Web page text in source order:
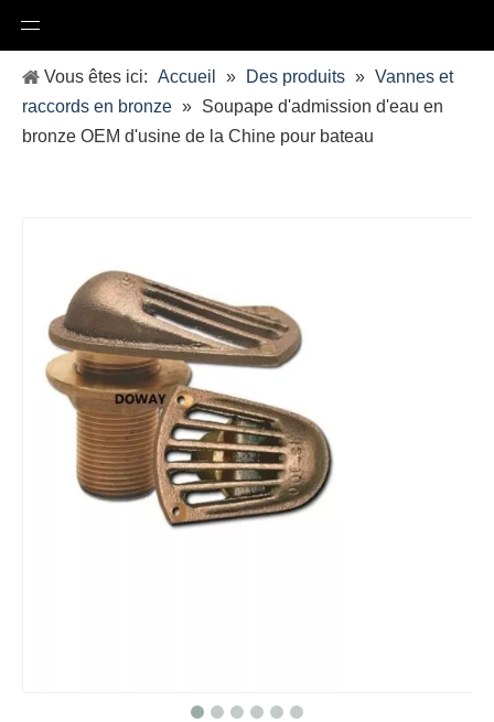
Vous êtes ici: Accueil » Des produits » Vannes et
raccords en bronze » Soupape d'admission d'eau en
bronze OEM d'usine de la Chine pour bateau